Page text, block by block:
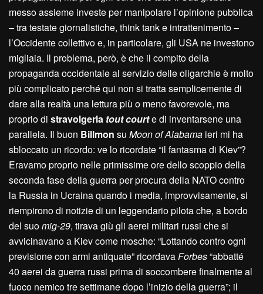
messo assieme investe per manipolare l’opinione pubblica
– tra testate giornalistiche, think tank e intrattenimento –
l’Occidente collettivo e, in particolare, gli USA ne investono
migliaia. Il problema, però, è che il compito della
propaganda occidentale al servizio delle oligarchie è molto
più complicato perché qui non si tratta semplicemente di
dare alla realtà una lettura più o meno favorevole, ma
proprio di stravolgerla tout courte di inventarsene una
parallela. Il buon Billmon su Moon of Alabama ieri mi ha
sbloccato un ricordo: ve lo ricordate “il fantasma di Kiev”?
Eravamo proprio nelle primissime ore dello scoppio della
seconda fase della guerra per procura della NATO contro
la Russia in Ucraina quando i media, improvvisamente, si
riempirono di notizie di un leggendario pilota che, a bordo
del suomig-29, tirava giù gli aerei militari russi che si
avvicinavano a Kiev come mosche: “Lottando contro ogni
previsione con armi antiquate” ricordavaForbes“abbatté
40 aerei da guerra russi prima di soccombere finalmente al
fuoco nemico tre settimane dopo l’inizio della guerra”; il